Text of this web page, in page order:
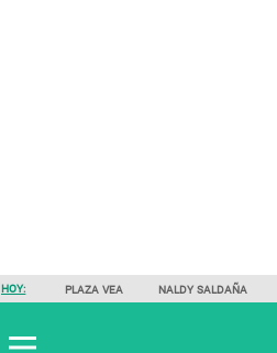
HOY: PLAZA VEA NALDY SALDAÑA